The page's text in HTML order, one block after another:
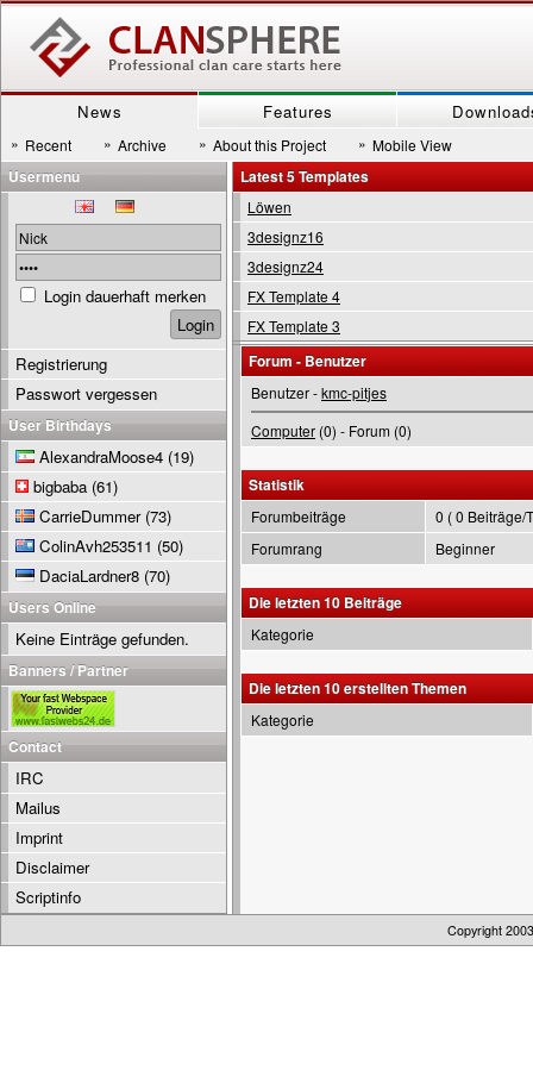
News Features
» Recent » Archive » About this Project » Mobile View
Latest 5 Templates
Löwen
3designz16
3designz24
FX Template 4
FX Template 3
Forum - Benutzer
Benutzer -kmc-pitjes
Computer (0) - Forum (0)
Statistik
Forumbeiträge
0 ( 0 Beiträge/
Forumrang
Beginner
Die letzten 10 Beiträge
Kategorie
Die letzten 10 erstellten Themen
Kategorie
Usermenu
Login dauerhaft merken
Registrierung
Passwort vergessen
User Birthdays
AlexandraMoose4 (19)
bigbaba (61)
CarrieDummer(73)
ColinAvh253511 (50)
DaciaLardner8 (70)
Users Online
Keine Einträge gefunden.
Banners / Partner
Contact
IRC
Mailus
Imprint
Disclaimer
Scriptinfo
Copyright